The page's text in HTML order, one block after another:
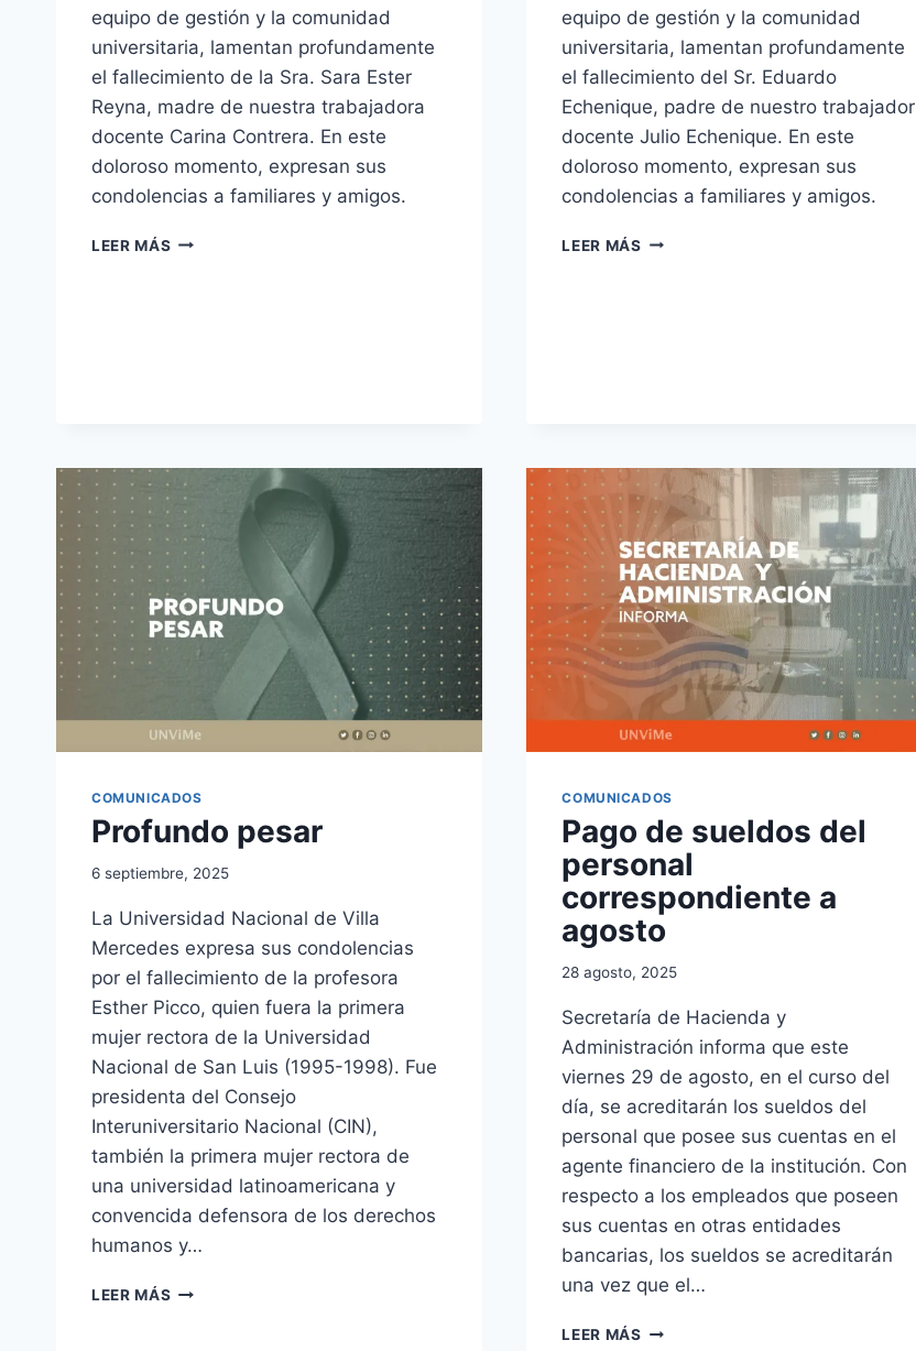
equipo de gestión y la comunidad
universitaria, lamentan profundamente
el fallecimiento de la Sra. Sara Ester
Reyna, madre de nuestra trabajadora
docente Carina Contrera. En este
doloroso momento, expresan sus
condolencias a familiares y amigos.
LEER MÁS PROFUNDO
equipo de gestión y la comunidad
universitaria, lamentan profundamente
el fallecimiento del Sr. Eduardo
Echenique, padre de nuestro trabajador
docente Julio Echenique. En este
doloroso momento, expresan sus
condolencias a familiares y amigos.
LEER MÁS PROFUNDO
COMUNICADOS
Profundo pesar
6 septiembre, 2025
La Universidad Nacional de Villa
Mercedes expresa sus condolencias
por el fallecimiento de la profesora
Esther Picco, quien fuera la primera
mujer rectora de la Universidad
Nacional de San Luis (1995-1998). Fue
presidenta del Consejo
Interuniversitario Nacional (CIN),
también la primera mujer rectora de
una universidad latinoamericana y
convencida defensora de los derechos
humanos y…
LEER MÁS PROFUNDO
COMUNICADOS
Pago de sueldos del
personal
correspondiente a
agosto
28 agosto, 2025
Secretaría de Hacienda y
Administración informa que este
viernes 29 de agosto, en el curso del
día, se acreditarán los sueldos del
personal que posee sus cuentas en el
agente financiero de la institución. Con
respecto a los empleados que poseen
sus cuentas en otras entidades
bancarias, los sueldos se acreditarán
una vez que el…
LEER MÁS PAGO